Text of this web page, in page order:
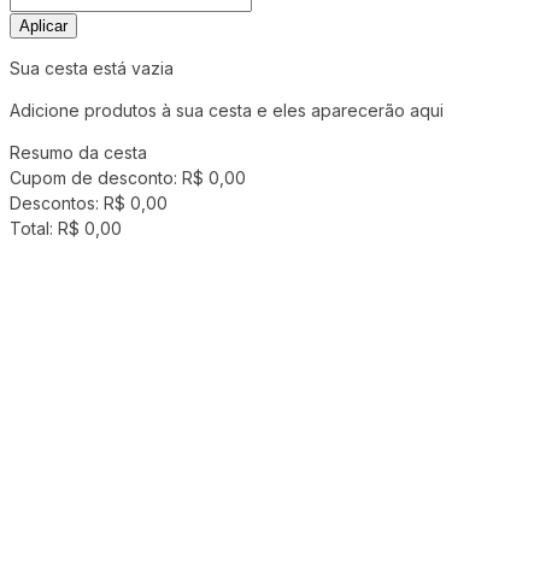
Aplicar
Sua cesta está vazia
Adicione produtos à sua cesta e eles aparecerão aqui
Resumo da cesta
Cupom de desconto: R$ 0,00
Descontos: R$ 0,00
Total: R$ 0,00